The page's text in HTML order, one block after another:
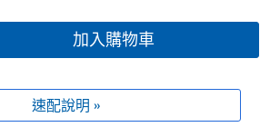
加入購物車
速配說明 »